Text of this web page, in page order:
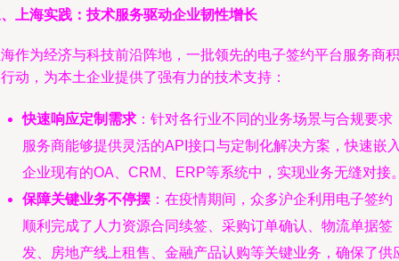
上海实践：技术服务驱动企业韧性增长
作为经济与科技前沿阵地，一批领先的电子签约平台服务商积
动，为本土企业提供了强有力的技术支持：
快速响应定制需求 ：针对各行业不同的业务场景与合规要求
服务商能够提供灵活的API接口与定制化解决方案，快速嵌
企业现有的OA、CRM、ERP等系统中，实现业务无缝对接
保障关键业务不停摆 ：在疫情期间，众多沪企利用电子签约
顺利完成了人力资源合同续签、采购订单确认、物流单据签
发、房地产线上租售、金融产品认购等关键业务，确保了供